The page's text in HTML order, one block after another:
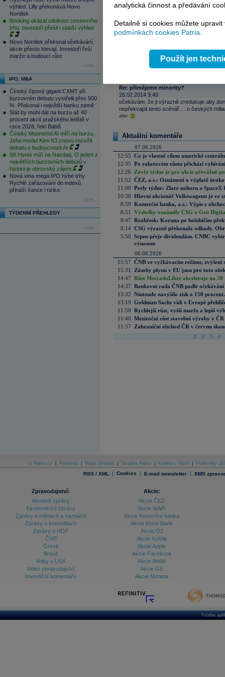
výhled. Lilly překonává Novo
Nordisk
Booking ukázal odolnost cestovního
trhu. Investoři přešli i slabší výhled
Novo Nordisk překonal očekávání,
akcie přesto klesají. Investoři řeší
marže a budoucí růst
více...
IPO, M&A
Čínský čipový gigant CXMT při
burzovním debutu vystřelil přes 500
%. Překonal i největší banku země
Stát by mohl dát na burzu až 40
procent akcií pražského letiště v
roce 2028, řekl Babiš
Čínský Moonshot AI míří na burzu.
Jeho model Kimi K3 znovu rozvířil
debatu o budoucnosti AI
SK Hynix míří na Nasdaq. O jeden z
největších burzovních debutů v
historii je obrovský zájem
Nová vlna mega IPO hýbe trhy.
Rychlé zařazování do indexů
přináší šance i rizika
více...
TÝDENNÍ PŘEHLEDY
více...
přimějeme minority?
takové plány zavání minimálně vydíráním.
Re: přimějeme minority?
26.02.2014 9:40
očekávám, že ji výrazně zredukuje aby
nepřekvapil tento scénář.....o českých
abc
Aktuální komentáře
07.08.2026
12:55 Co je vlastně cílem americké
12:35 Po raketovém růstu přichází
12:26
Závěr týdne je pro akcie převážně
11:52 ČEZ, a.s.: Oznámení o výplatě
11:00 Perly týdne: Zlato nahoru a SpaceX
10:30 Hlavní akcionář Volkswagenu je ve
8:59 Komerční banka, a.s.: Výpis z
8:51
Výsledky oznámily CSG a Gen
8:47 Rozbřesk: Koruna po holubičím
8:14 CSG výrazně překonala odhady.
5:50 Srpen přeje dividendám. CNBC
výnosem
06.08.2026
15:57 ČNB ve vyčkávacím režimu, zvýšení
15:31
Zásoby plynu v EU jsou pro toto
14:47 Růst MercadoLibre akceleruje na
14:37 Bankovní rada ČNB podle
13:32 Nintendo navýšilo zisk o 150
13:19 Goldman Sachs vidí v Evropě
11:59 Rychlejší růst, vyšší marže a lepší
11:40 Meziroční růst stavební výroby v
11:37
Zahraniční obchod ČR v červnu
1 2 3 4
O Patria.cz Reklama Mapa Stránek Skupina Patria Kariéra v Patrii Podmínky
RSS / XML | Cookies | E-mail newsletter | SMS
Zpravodajství:
Akciové zprávy
Ekonomické zprávy
Zprávy o měnách a sazbách
Zprávy o komoditách
Zprávy o HDP
ČNB
Grexit
Brexit
Volby v USA
Video zpravodajství
Investiční komentáře
Akcie:
Akcie ČEZ
Akcie NWR
Akcie Komerční banka
Akcie Erste Bank
Akcie O2
Akcie Kofola
Akcie Apple
Akcie Facebook
Akcie BMW
Akcie GE
Akcie Moneta
Tvorba
analytická činnost a předávání
Detailně si cookies můžete
podmínkách cookies Patria.
Použít jen